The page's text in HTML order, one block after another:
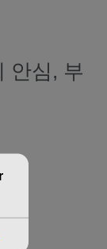
안심, 부